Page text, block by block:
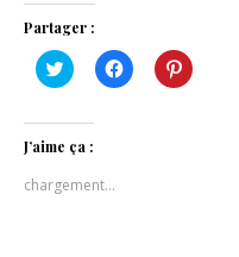
Partager :
Cliquez
pour
Twitter(ouvre
dans
une
fenêtre)
Cliquez
pour
Cliquez
pour
J’aime ça :
chargement…